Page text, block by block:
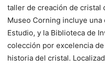
taller de creación de cristal
Museo Corning incluye
Estudio, y la Biblioteca de
colección por excelencia
historia del cristal.